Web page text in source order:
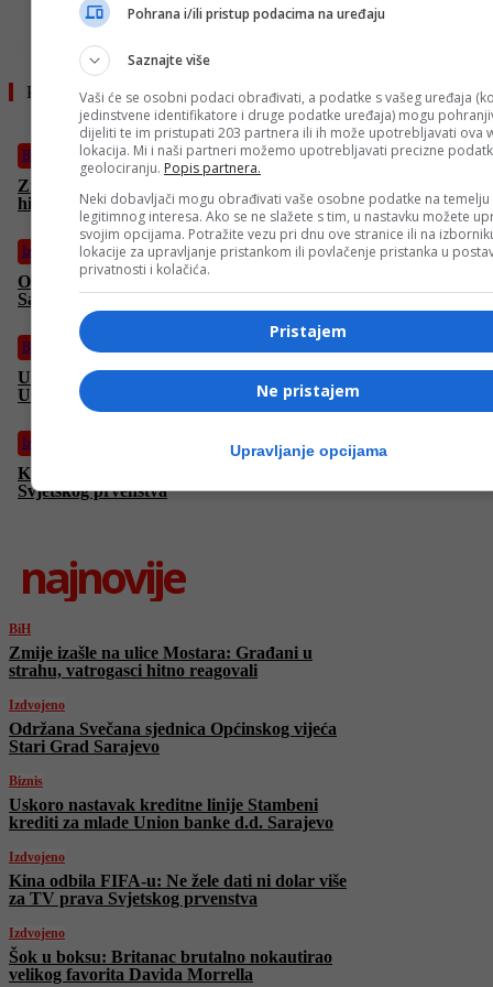
Pročitajte još
BiH
Zmije izašle na ulice Mostara: Građani u strahu, vatrogasci
hitno reagovali
Izdvojeno
Održana Svečana sjednica Općinskog vijeća Stari Grad
Sarajevo
Biznis
Uskoro nastavak kreditne linije Stambeni krediti za mlade
Union banke d.d. Sarajevo
Izdvojeno
Kina odbila FIFA-u: Ne žele dati ni dolar više za TV prava
Svjetskog prvenstva
najnovije
BiH
Zmije izašle na ulice Mostara: Građani u
strahu, vatrogasci hitno reagovali
Izdvojeno
Održana Svečana sjednica Općinskog vijeća
Stari Grad Sarajevo
Biznis
Uskoro nastavak kreditne linije Stambeni
krediti za mlade Union banke d.d. Sarajevo
Izdvojeno
Kina odbila FIFA-u: Ne žele dati ni dolar više
za TV prava Svjetskog prvenstva
Izdvojeno
Šok u boksu: Britanac brutalno nokautirao
velikog favorita Davida Morrella
Pohrana i/ili pristup podacima na uređaju
Saznajte više
Vaši će se osobni podaci obrađivati, a podatke s vašeg uređaja
jedinstvene identifikatore i druge podatke uređaja) mogu
dijeliti te im pristupati 203 partnera ili ih može upotrebljavati ova
lokacija. Mi i naši partneri možemo upotrebljavati precizne
geolociranju. Popis partnera.
Neki dobavljači mogu obrađivati vaše osobne podatke na temelju
legitimnog interesa. Ako se ne slažete s tim, u nastavku možete
svojim opcijama. Potražite vezu pri dnu ove stranice ili na
lokacije za upravljanje pristankom ili povlačenje pristanka u
privatnosti i kolačića.
Pristajem
Ne pristajem
Upravljanje opcijama